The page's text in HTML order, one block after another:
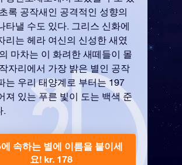
록 공작새인 공격적인 성향의
타낼 수도 있다. 그리스 신화에
리는 헤라 여신의 신성한 새였
마차는 이 화려한 새떼들이 몰
자리에서 가장 밝은 별인 공작
는 우리 태양계로 부터는 197
져 있는 푸른 빛이 도는 백색 준
.
속하는 별에 이름을 붙이세
요! kr. 178